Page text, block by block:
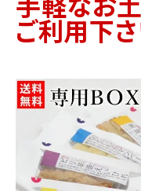
ご利用下さ